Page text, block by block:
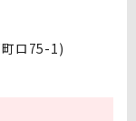
町ロ75-1)